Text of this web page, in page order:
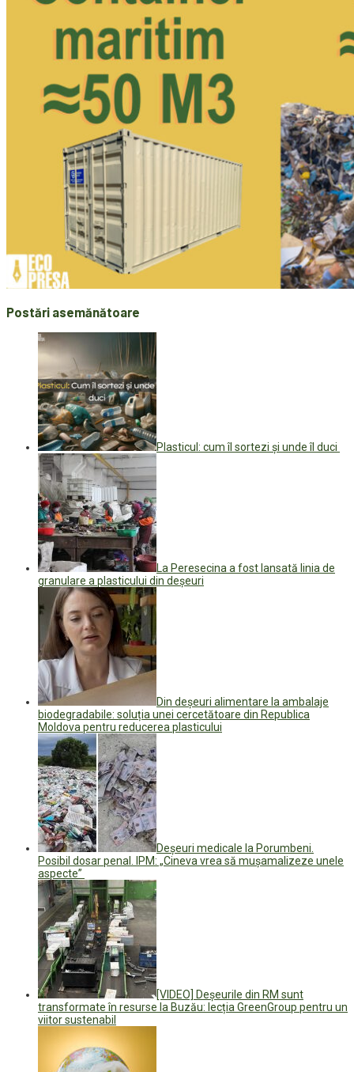
Postări asemănătoare
Plasticul: cum îl sortezi și unde îl duci
La Peresecina a fost lansată linia de
granulare a plasticului din deșeuri
Din deșeuri alimentare la ambalaje
biodegradabile: soluția unei cercetătoare din Republica
Moldova pentru reducerea plasticului
Deșeuri medicale la Porumbeni.
Posibil dosar penal. IPM: „Cineva vrea să mușamalizeze unele
aspecte”
[VIDEO] Deșeurile din RM sunt
transformate în resurse la Buzău: lecția GreenGroup pentru un
viitor sustenabil